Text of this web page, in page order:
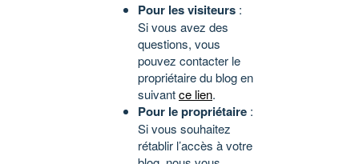
Pour les visiteurs :
Si vous avez des
questions, vous
pouvez contacter le
propriétaire du blog en
suivantce lien.
Pour le propriétaire :
Si vous souhaitez
rétablir l’accès à votre